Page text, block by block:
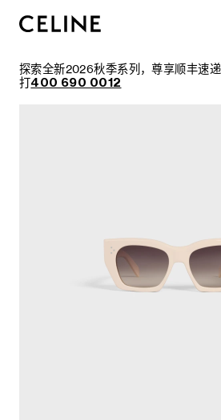
探索全新2026秋季系列，尊享顺丰速
打400 690 0012